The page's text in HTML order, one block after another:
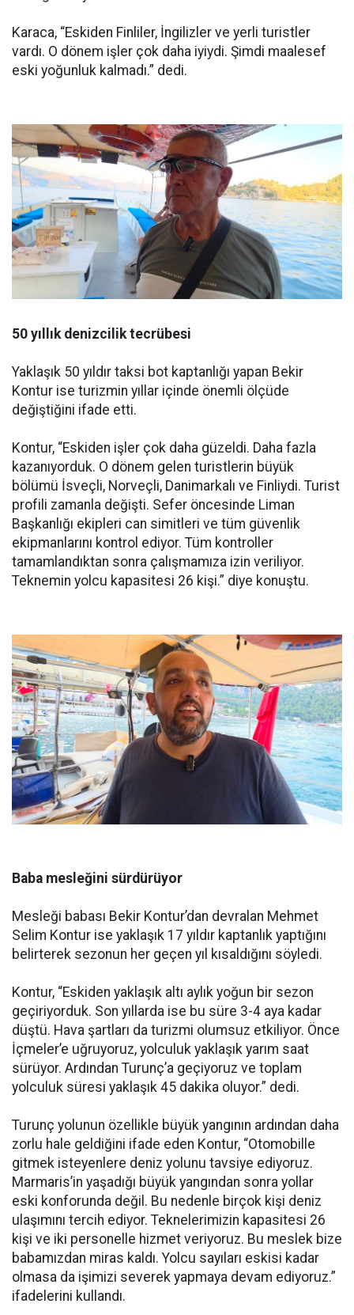
Karaca, “Eskiden Finliler, İngilizler ve yerli turistler
vardı. O dönem işler çok daha iyiydi. Şimdi maalesef
eski yoğunluk kalmadı.” dedi.
50 yıllık denizcilik tecrübesi
Yaklaşık 50 yıldır taksi bot kaptanlığı yapan Bekir
Kontur ise turizmin yıllar içinde önemli ölçüde
değiştiğini ifade etti.
Kontur, “Eskiden işler çok daha güzeldi. Daha fazla
kazanıyorduk. O dönem gelen turistlerin büyük
bölümü İsveçli, Norveçli, Danimarkalı ve Finliydi. Turist
profili zamanla değişti. Sefer öncesinde Liman
Başkanlığı ekipleri can simitleri ve tüm güvenlik
ekipmanlarını kontrol ediyor. Tüm kontroller
tamamlandıktan sonra çalışmamıza izin veriliyor.
Teknemin yolcu kapasitesi 26 kişi.” diye konuştu.
Baba mesleğini sürdürüyor
Mesleği babası Bekir Kontur’dan devralan Mehmet
Selim Kontur ise yaklaşık 17 yıldır kaptanlık yaptığını
belirterek sezonun her geçen yıl kısaldığını söyledi.
Kontur, “Eskiden yaklaşık altı aylık yoğun bir sezon
geçiriyorduk. Son yıllarda ise bu süre 3-4 aya kadar
düştü. Hava şartları da turizmi olumsuz etkiliyor. Önce
İçmeler’e uğruyoruz, yolculuk yaklaşık yarım saat
sürüyor. Ardından Turunç’a geçiyoruz ve toplam
yolculuk süresi yaklaşık 45 dakika oluyor.” dedi.
Turunç yolunun özellikle büyük yangının ardından daha
zorlu hale geldiğini ifade eden Kontur, “Otomobille
gitmek isteyenlere deniz yolunu tavsiye ediyoruz.
Marmaris’in yaşadığı büyük yangından sonra yollar
eski konforunda değil. Bu nedenle birçok kişi deniz
ulaşımını tercih ediyor. Teknelerimizin kapasitesi 26
kişi ve iki personelle hizmet veriyoruz. Bu meslek bize
babamızdan miras kaldı. Yolcu sayıları eskisi kadar
olmasa da işimizi severek yapmaya devam ediyoruz.”
ifadelerini kullandı.